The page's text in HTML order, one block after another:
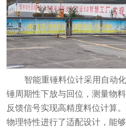
智能重锤料位计采用自动化
锤周期性下放与回位，测量物
反馈信号实现高精度料位计算
物理特性进行了适配设计，能